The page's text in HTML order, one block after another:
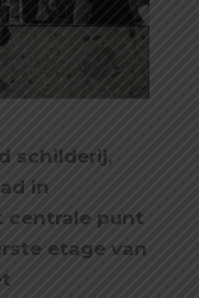
schilderij,
in
centrale punt
etage van